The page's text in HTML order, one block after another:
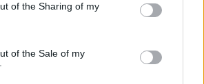
of the Sharing of my
of the Sale of my
fogtak a Chelsea-nél: főhet